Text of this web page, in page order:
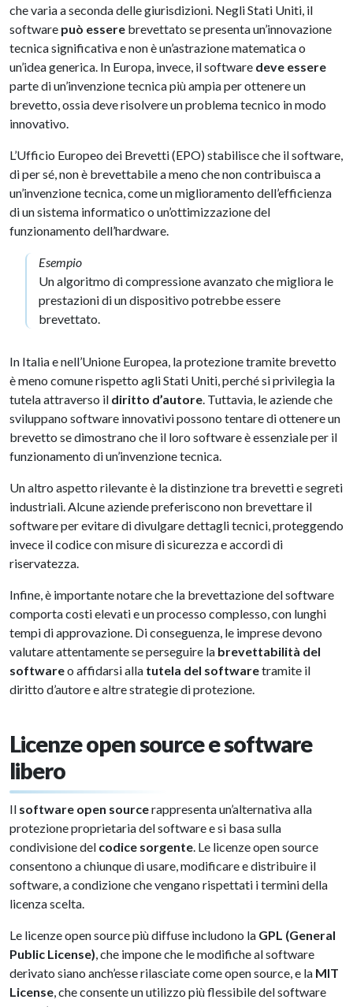
che varia a seconda delle giurisdizioni. Negli Stati Uniti, il
software può essere brevettato se presenta un’innovazione
tecnica significativa e non è un’astrazione matematica o
un’idea generica. In Europa, invece, il software deve essere
parte di un’invenzione tecnica più ampia per ottenere un
brevetto, ossia deve risolvere un problema tecnico in modo
innovativo.
L’Ufficio Europeo dei Brevetti (EPO) stabilisce che il software,
di per sé, non è brevettabile a meno che non contribuisca a
un’invenzione tecnica, come un miglioramento dell’efficienza
di un sistema informatico o un’ottimizzazione del
funzionamento dell’hardware.
Esempio
Un algoritmo di compressione avanzato che migliora le
prestazioni di un dispositivo potrebbe essere
brevettato.
In Italia e nell’Unione Europea, la protezione tramite brevetto
è meno comune rispetto agli Stati Uniti, perché si privilegia la
tutela attraverso il diritto d’autore. Tuttavia, le aziende che
sviluppano software innovativi possono tentare di ottenere un
brevetto se dimostrano che il loro software è essenziale per il
funzionamento di un’invenzione tecnica.
Un altro aspetto rilevante è la distinzione tra brevetti e segreti
industriali. Alcune aziende preferiscono non brevettare il
software per evitare di divulgare dettagli tecnici, proteggendo
invece il codice con misure di sicurezza e accordi di
riservatezza.
Infine, è importante notare che la brevettazione del software
comporta costi elevati e un processo complesso, con lunghi
tempi di approvazione. Di conseguenza, le imprese devono
valutare attentamente se perseguire la brevettabilità del
softwareo affidarsi alla tutela del softwaretramite il
diritto d’autore e altre strategie di protezione.
Licenze open source e software
libero
Il software open sourcerappresenta un’alternativa alla
protezione proprietaria del software e si basa sulla
condivisione del codice sorgente. Le licenze open source
consentono a chiunque di usare, modificare e distribuire il
software, a condizione che vengano rispettati i termini della
licenza scelta.
Le licenze open source più diffuse includono la GPL (General
Public License), che impone che le modifiche al software
derivato siano anch’esse rilasciate come open source, e la MIT
License, che consente un utilizzo più flessibile del software